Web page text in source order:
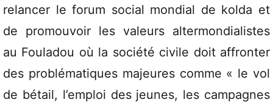
relancer le forum social mondial de kolda et
de promouvoir les valeurs altermondialistes
au Fouladou où la société civile doit affronter
des problématiques majeures comme « le vol
de bétail, l’emploi des jeunes, les campagnes